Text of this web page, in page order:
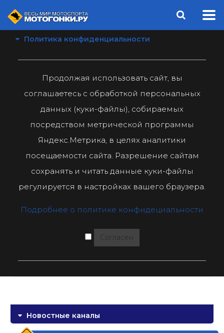
Политика конфиденциальности
Продолжая использовать сайт, вы
соглашаетесь с обработкой персональных
данных (куки-файлы), собираемых
посредством метрической программы
Яндекс.Метрика, в целях аналитики
посещаемости сайта. Разрешение сайтам
сохранять и читать данные куки-файлы
регулируется в настройках вашего браузера.
Подробнее о политике конфидециальности
Согласен
Новостные каналы